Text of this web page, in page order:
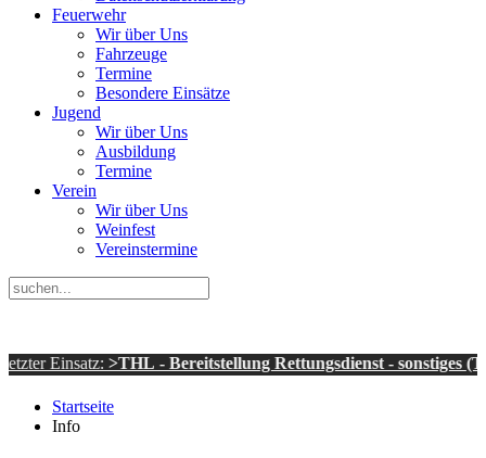
Feuerwehr
Wir über Uns
Fahrzeuge
Termine
Besondere Einsätze
Jugend
Wir über Uns
Ausbildung
Termine
Verein
Wir über Uns
Weinfest
Vereinstermine
>THL - Bereitstellung Rettungsdienst - sonstiges (THL 1)<
Startseite
Info